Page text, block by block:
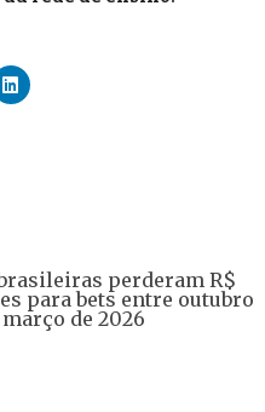
Clique
para
perderam R$
para bets entre outubro
de 2026